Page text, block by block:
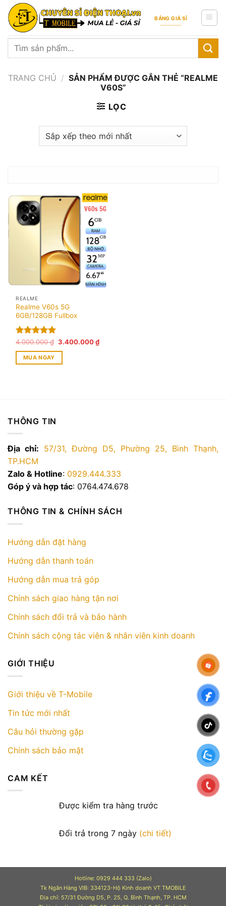
Skip
content
BẢNG GIÁ SỈ
Tìm
TRANG CHỦ / SẢN PHẨM ĐƯỢC GẮN THẺ “REALME
V60S”
LỌC
REALME
Realme V60s 5G
6GB/128GB Fullbox
Được xếp
hạng5.00
5 sao
4.000.000₫ Giá
là:
3.400.000₫Giá
hiện
MUA NGAY
THÔNG TIN
Địa chỉ: 57/31, Đường D5, Phường 25, Bình Thạnh,
TP.HCM
Zalo & Hotline: 0929.444.333
Góp ý và hợp tác: 0764.474.678
THÔNG TIN & CHÍNH SÁCH
Hướng dẫn đặt hàng
Hướng dẫn thanh toán
Hướng dẫn mua trả góp
Chính sách giao hàng tận nơi
Chính sách đổi trả và bảo hành
Chính sách cộng tác viên & nhân viên kinh doanh
GIỚI THIỆU
Giới thiệu về T-Mobile
Tin tức mới nhất
Câu hỏi thường gặp
Chính sách bảo mật
CAM KẾT
Được kiểm tra hàng trước
Đổi trả trong 7 ngày (chi tiết)
Hotline: 0929 444 333 (Zalo)
Tk Ngân Hàng VIB: 334123-Hộ Kinh doanh VT TMOBILE
Địa chỉ: 57/31 Đường D5, P. 25, Q. Bình Thạnh, TP. HCM